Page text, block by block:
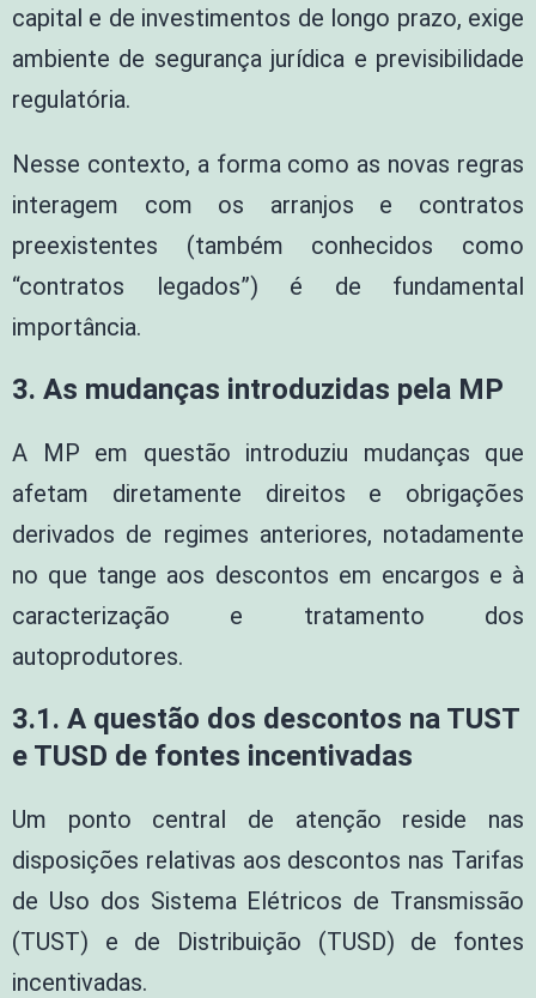
capital e de investimentos de longo prazo, exige
ambiente de segurança jurídica e previsibilidade
regulatória.
Nesse contexto, a forma como as novas regras
interagem com os arranjos e contratos
preexistentes (também conhecidos como
“contratos legados”) é de fundamental
importância.
3. As mudanças introduzidas pela MP
A MP em questão introduziu mudanças que
afetam diretamente direitos e obrigações
derivados de regimes anteriores, notadamente
no que tange aos descontos em encargos e à
caracterização e tratamento dos
autoprodutores.
3.1. A questão dos descontos na TUST
e TUSD de fontes incentivadas
Um ponto central de atenção reside nas
disposições relativas aos descontos nas Tarifas
de Uso dos Sistema Elétricos de Transmissão
(TUST) e de Distribuição (TUSD) de fontes
incentivadas.